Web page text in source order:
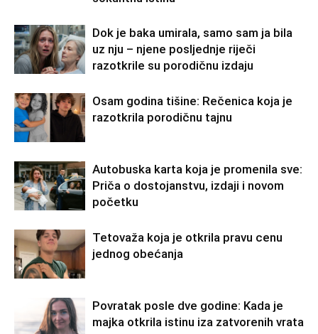
Dok je baka umirala, samo sam ja bila
uz nju – njene posljednje riječi
razotkrile su porodičnu izdaju
Osam godina tišine: Rečenica koja je
razotkrila porodičnu tajnu
Autobuska karta koja je promenila sve:
Priča o dostojanstvu, izdaji i novom
početku
Tetovaža koja je otkrila pravu cenu
jednog obećanja
Povratak posle dve godine: Kada je
majka otkrila istinu iza zatvorenih vrata